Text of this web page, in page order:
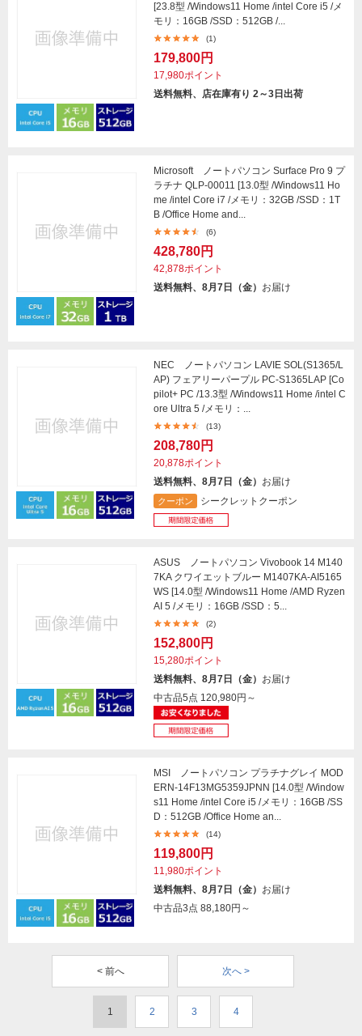
[23.8型 /Windows11 Home /intel Core i5 /メ
モリ：16GB /SSD：512GB /...
(1)
179,800円
17,980ポイント
送料無料、店在庫有り 2～3日出荷
Microsoft ノートパソコン Surface Pro 9 プ
ラチナ QLP-00011 [13.0型 /Windows11 Ho
me /intel Core i7 /メモリ：32GB /SSD：1T
B /Office Home and...
(6)
428,780円
42,878ポイント
送料無料、8月7日（金） お届け
NEC ノートパソコン LAVIE SOL(S1365/L
AP) フェアリーパープル PC-S1365LAP [Co
pilot+ PC /13.3型 /Windows11 Home /intel C
ore Ultra 5 /メモリ：...
(13)
208,780円
20,878ポイント
送料無料、8月7日（金） お届け
クーポン シークレットクーポン
ASUS ノートパソコン Vivobook 14 M140
7KA クワイエットブルー M1407KA-AI5165
WS [14.0型 /Windows11 Home /AMD Ryzen
AI 5 /メモリ：16GB /SSD：5...
(2)
152,800円
15,280ポイント
送料無料、8月7日（金） お届け
中古品5点 120,980円～
MSI ノートパソコン プラチナグレイ MOD
ERN-14F13MG5359JPNN [14.0型 /Window
s11 Home /intel Core i5 /メモリ：16GB /SS
D：512GB /Office Home an...
(14)
119,800円
11,980ポイント
送料無料、8月7日（金） お届け
中古品3点 88,180円～
< 前へ 次へ >
1 2 3 4